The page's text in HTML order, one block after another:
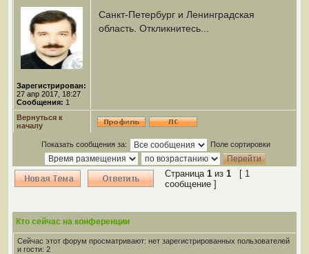
Зарегистрирован:
27 апр 2017, 18:27
Сообщения: 1
Санкт-Петербург и Ленинградская
область. Откликнитесь...
Вернуться к
началу
Показать сообщения за: Поле сортировки
Страница 1 из 1 [ 1
сообщение ]
Кто сейчас на конференции
Сейчас этот форум просматривают: нет зарегистрированных пользователей
и гости: 2